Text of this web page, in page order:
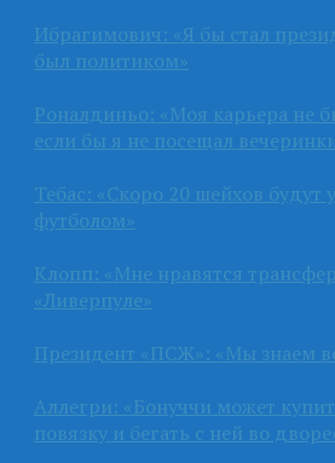
Ибрагимович: «Я бы стал
был политиком»
Роналдиньо: «Моя карьера не
если бы я не посещал
Тебас: «Скоро 20 шейхов будут
футболом»
Клопп: «Мне нравятся
«Ливерпуле»
Президент «ПСЖ»: «Мы знаем
Аллегри: «Бонуччи может
повязку и бегать с ней во